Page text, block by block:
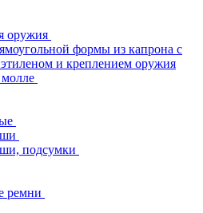
оружия
формы из капрона с
и креплением оружия
подсумки
ремни